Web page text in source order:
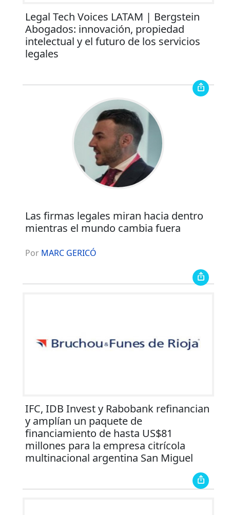
Legal Tech Voices LATAM | Bergstein
Abogados: innovación, propiedad
intelectual y el futuro de los servicios
legales
Las firmas legales miran hacia dentro
mientras el mundo cambia fuera
Por MARC GERICÓ
IFC, IDB Invest y Rabobank refinancian
y amplían un paquete de
financiamiento de hasta US$81
millones para la empresa citrícola
multinacional argentina San Miguel